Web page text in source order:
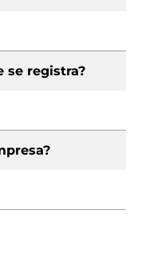
se registra?